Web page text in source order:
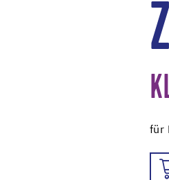
für